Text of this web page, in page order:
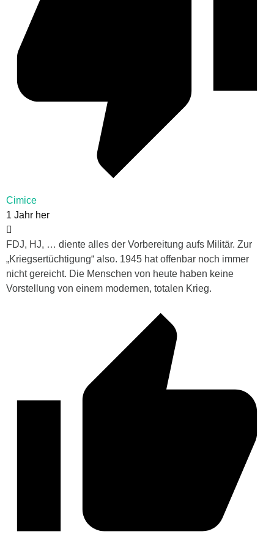
Cimice
1 Jahr her
FDJ, HJ, … diente alles der Vorbereitung aufs Militär. Zur
„Kriegsertüchtigung“ also. 1945 hat offenbar noch immer
nicht gereicht. Die Menschen von heute haben keine
Vorstellung von einem modernen, totalen Krieg.